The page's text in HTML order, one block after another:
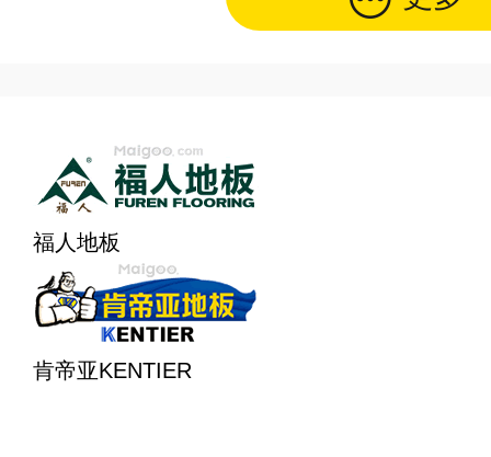
福人地板
肯帝亚KENTIER